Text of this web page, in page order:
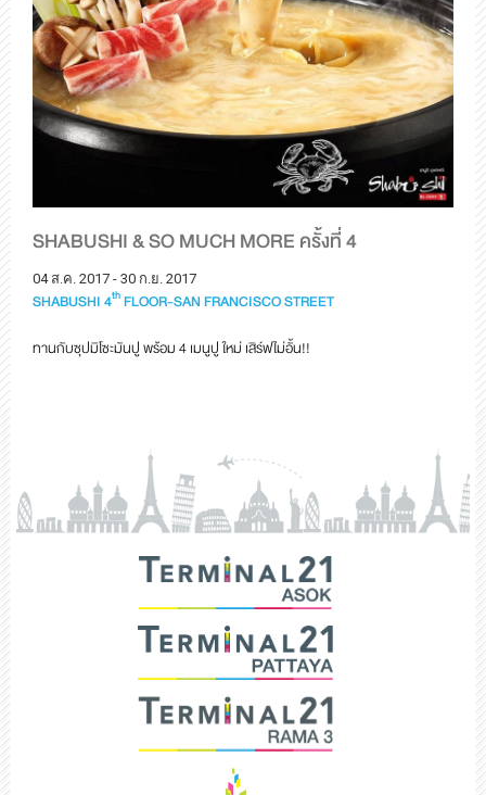
SHABUSHI & SO MUCH MORE ครั้งที่ 4
04 ส.ค. 2017 - 30 ก.ย. 2017
SHABUSHI 4thFLOOR-SAN FRANCISCO STREET
ทานกับซุปมิโซะมันปู พร้อม 4 เมนูปู ใหม่ เสิร์ฟไม่อั้น!!